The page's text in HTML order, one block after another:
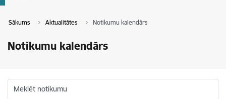
Sākums Aktualitātes Notikumu kalendārs
Notikumu kalendārs
Meklēt notikumu